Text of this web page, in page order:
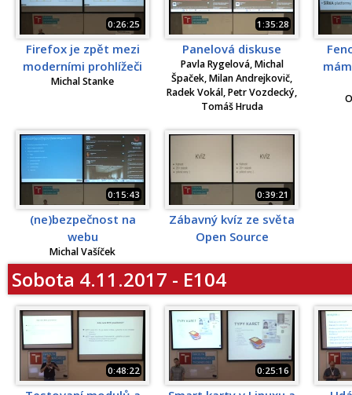
0:26:25
Firefox je zpět mezi
moderními prohlížeči
Michal Stanke
1:35:28
Panelová diskuse
Pavla Rygelová, Michal
Špaček, Milan Andrejkovič,
Radek Vokál, Petr Vozdecký,
Tomáš Hruda
0:15:43
(ne)bezpečnost na
webu
Michal Vašíček
0:39:21
Zábavný kvíz ze světa
Open Source
Sobota 4.11.2017 - E104
0:48:22 0:25:16